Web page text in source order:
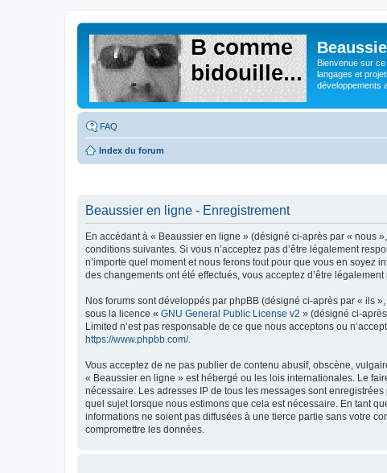
Bienvenue sur
langages et
développements
FAQ
Index du forum
Beaussier en ligne - Enregistrement
En accédant à « Beaussier en ligne » (désigné ci-après par « nous
conditions suivantes. Si vous n’acceptez pas d’être légalement
n’importe quel moment et nous ferons tout pour que vous en soyez
des changements ont été effectués, vous acceptez d’être
Nos forums sont développés par phpBB (désigné ci-après par « ils
sous la licence « GNU General Public License v2 » (désigné ci-
Limited n’est pas responsable de ce que nous acceptons ou
https://www.phpbb.com/.
Vous acceptez de ne pas publier de contenu abusif, obscène,
« Beaussier en ligne » est hébergé ou les lois internationales. Le
nécessaire. Les adresses IP de tous les messages sont
quel sujet lorsque nous estimons que cela est nécessaire. En tant
informations ne soient pas diffusées à une tierce partie sans votre
compromettre les données.